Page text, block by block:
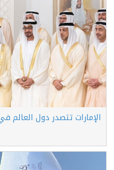
الإمارات تتصدر دول العالم في 50 مؤشراً تنافسياً